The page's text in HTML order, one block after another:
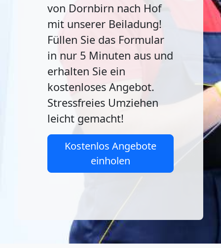
von Dornbirn nach Hof
mit unserer Beiladung!
Füllen Sie das Formular
in nur 5 Minuten aus und
erhalten Sie ein
kostenloses Angebot.
Stressfreies Umziehen
leicht gemacht!
Kostenlos Angebote
einholen